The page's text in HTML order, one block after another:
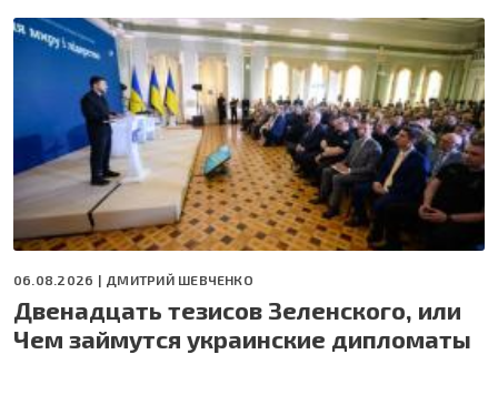
06.08.2026 | ДМИТРИЙ ШЕВЧЕНКО
Двенадцать тезисов Зеленского, или
Чем займутся украинские дипломаты